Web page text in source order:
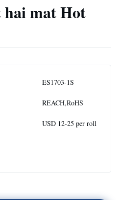
hai mat Hot
ES1703-1S
REACH,RoHS
USD 12-25 per roll